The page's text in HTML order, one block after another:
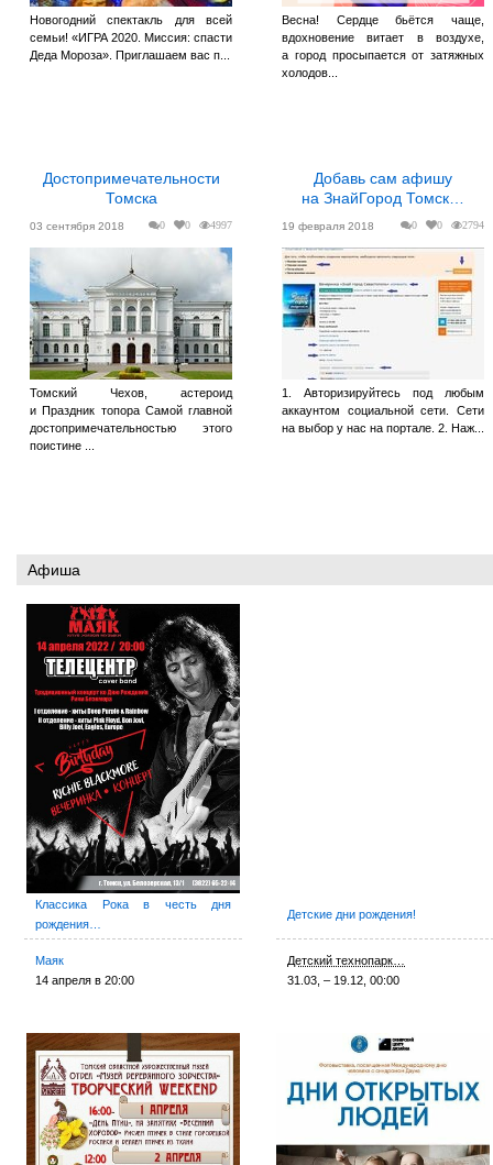
Новогодний спектакль для всей
семьи! «ИГРА 2020. Миссия: спасти
Деда Мороза». Приглашаем вас п...
Весна! Сердце бьётся чаще,
вдохновение витает в воздухе,
а город просыпается от затяжных
холодов...
Достопримечательности
Томска
0 0 4997
03 сентября 2018
Томский Чехов, астероид
и Праздник топора Самой главной
достопримечательностью этого
поистине ...
Добавь сам афишу
на ЗнайГород Томск…
0 0 2794
19 февраля 2018
1. Авторизируйтесь под любым
аккаунтом социальной сети. Сети
на выбор у нас на портале. 2. Наж...
Афиша
Классика Рока в честь дня
рождения…
Маяк
14 апреля в 20:00
Детские дни рождения!
Детский технопарк…
31.03, – 19.12, 00:00